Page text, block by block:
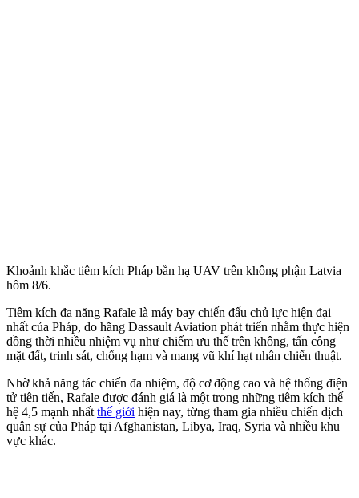
Khoảnh khắc tiêm kích Pháp bắn hạ UAV trên không phận Latvia
hôm 8/6.
Tiêm kích đa năng Rafale là máy bay chiến đấu chủ lực hiện đại
nhất của Pháp, do hãng Dassault Aviation phát triển nhằm thực hiện
đồng thời nhiều nhiệm vụ như chiếm ưu thế trên không, tấn công
mặt đất, trinh sát, chống hạm và mang vũ khí hạt nhân chiến thuật.
Nhờ khả năng tác chiến đa nhiệm, độ cơ động cao và hệ thống điện
tử tiên tiến, Rafale được đánh giá là một trong những tiêm kích thế
hệ 4,5 mạnh nhất thế giới hiện nay, từng tham gia nhiều chiến dịch
quân sự của Pháp tại Afghanistan, Libya, Iraq, Syria và nhiều khu
vực khác.